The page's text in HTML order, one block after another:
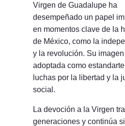
Virgen de Guadalupe ha
desempeñado un papel
en momentos clave de la
de México, como la
y la revolución. Su
adoptada como
luchas por la libertad y la
social.
La devoción a la Virgen
generaciones y continúa